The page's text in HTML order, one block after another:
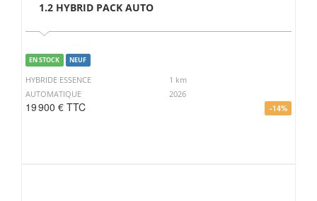
1.2 HYBRID PACK AUTO
EN STOCK NEUF
HYBRIDE ESSENCE
1 km
AUTOMATIQUE
2026
19 900 € TTC -14%